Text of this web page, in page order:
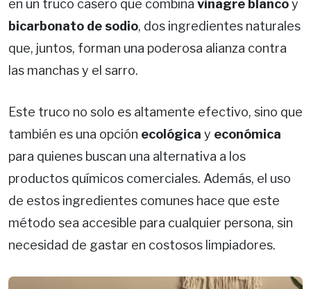
en un truco casero que combina vinagre blancoy
bicarbonato de sodio, dos ingredientes naturales
que, juntos, forman una poderosa alianza contra
las manchas y el sarro.
Este truco no solo es altamente efectivo, sino que
también es una opción ecológica y económica
para quienes buscan una alternativa a los
productos químicos comerciales. Además, el uso
de estos ingredientes comunes hace que este
método sea accesible para cualquier persona, sin
necesidad de gastar en costosos limpiadores.